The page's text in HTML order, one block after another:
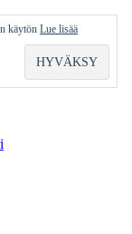
käytön Lue lisää